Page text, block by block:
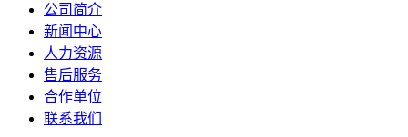
公司简介
新闻中心
人力资源
售后服务
合作单位
联系我们